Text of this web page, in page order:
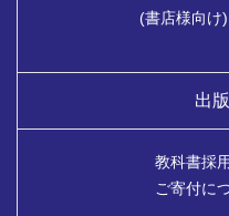
(書店様向け
出
教科書採
ご寄付に